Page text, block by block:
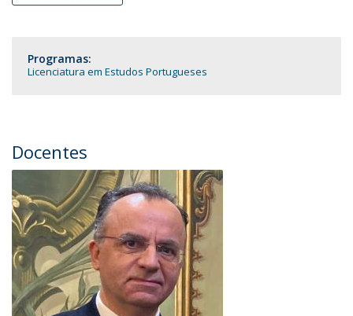
Programas:
Licenciatura em Estudos Portugueses
Docentes